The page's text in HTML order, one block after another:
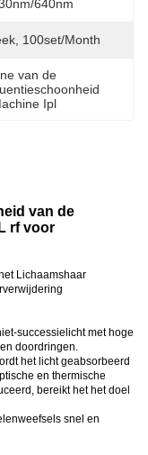
640nm
100set/Month
van de
Ipl
van de
rf voor
Lichaamshaar
successielicht met hoge
doordringen.
het licht geabsorbeerd
en thermische
bereikt het het doel
snel en